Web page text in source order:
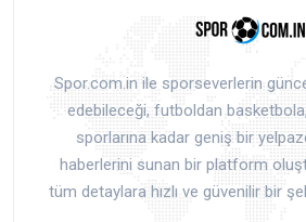
Spor.com.in ile sporseverlerin
edebileceği, futboldan
sporlarına kadar geniş bir
haberlerini sunan bir platform
tüm detaylara hızlı ve güvenilir bir